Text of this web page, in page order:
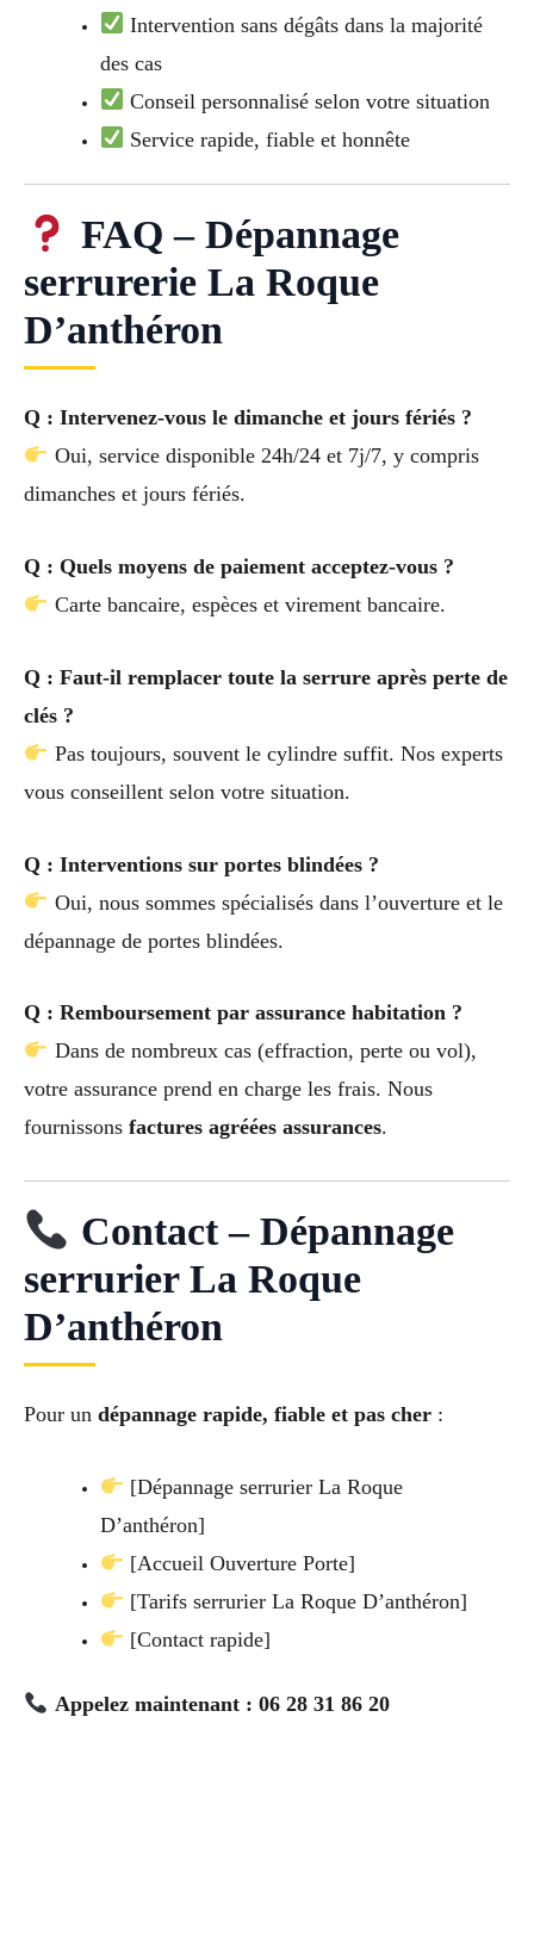
Intervention sans dégâts dans la majorité
des cas
Conseil personnalisé selon votre situation
Service rapide, fiable et honnête
FAQ – Dépannage
serrurerie La Roque
D’anthéron
Q : Intervenez-vous le dimanche et jours fériés ?
Oui, service disponible 24h/24 et 7j/7, y compris
dimanches et jours fériés.
Q : Quels moyens de paiement acceptez-vous ?
Carte bancaire, espèces et virement bancaire.
Q : Faut-il remplacer toute la serrure après perte de
clés ?
Pas toujours, souvent le cylindre suffit. Nos experts
vous conseillent selon votre situation.
Q : Interventions sur portes blindées ?
Oui, nous sommes spécialisés dans l’ouverture et le
dépannage de portes blindées.
Q : Remboursement par assurance habitation ?
Dans de nombreux cas (effraction, perte ou vol),
votre assurance prend en charge les frais. Nous
fournissons factures agréées assurances.
Contact – Dépannage
serrurier La Roque
D’anthéron
Pour un dépannage rapide, fiable et pas cher :
[Dépannage serrurier La Roque
D’anthéron]
[Accueil Ouverture Porte]
[Tarifs serrurier La Roque D’anthéron]
[Contact rapide]
Appelez maintenant : 06 28 31 86 20